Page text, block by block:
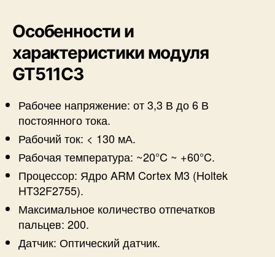
Особенности и
характеристики модуля
GT511C3
Рабочее напряжение: от 3,3 В до 6 В
постоянного тока.
Рабочий ток: < 130 мА.
Рабочая температура: ~20°C ~ +60°C.
Процессор: Ядро ARM Cortex M3 (Holtek
HT32F2755).
Максимальное количество отпечатков
пальцев: 200.
Датчик: Оптический датчик.